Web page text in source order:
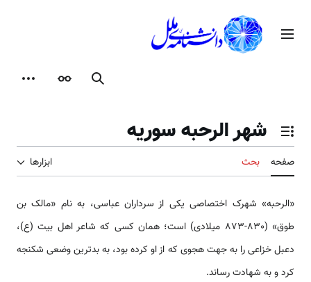
محتوامنوی اصلی
جستجوظاهر
تغییر وضعیت فهرست محتویات
شهر الرحبه سوریه
صفحه بحث ابزارها
«الرحبه» شهرک اختصاصی یکی از سرداران عباسی، به نام «مالک بن
طوق» (830-873 میلادی) است؛ همان کسی که شاعر اهل بیت (ع)،
دعبل خزاعی را به جهت هجوی که از او کرده بود، به بدترین وضعی شکنجه
کرد و به شهادت رساند.